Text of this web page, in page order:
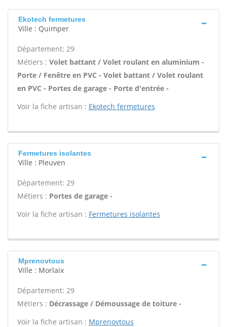
Ekotech fermetures
Ville : Quimper
Département: 29
Métiers : Volet battant / Volet roulant en aluminium -
Porte / Fenêtre en PVC - Volet battant / Volet roulant
en PVC - Portes de garage - Porte d'entrée -
Voir la fiche artisan : Ekotech fermetures
Fermetures isolantes
Ville : Pleuven
Département: 29
Métiers : Portes de garage -
Voir la fiche artisan : Fermetures isolantes
Mprenovtous
Ville : Morlaix
Département: 29
Métiers : Décrassage / Démoussage de toiture -
Voir la fiche artisan : Mprenovtous